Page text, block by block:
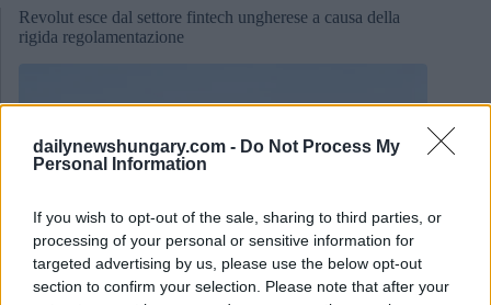
dailynewshungary.com - Do Not Process My
Personal Information
If you wish to opt-out of the sale, sharing to third parties, or
processing of your personal or sensitive information for
targeted advertising by us, please use the below opt-out
section to confirm your selection. Please note that after your
Revolut esce dal settore fintech ungherese a causa della
rigida regolamentazione